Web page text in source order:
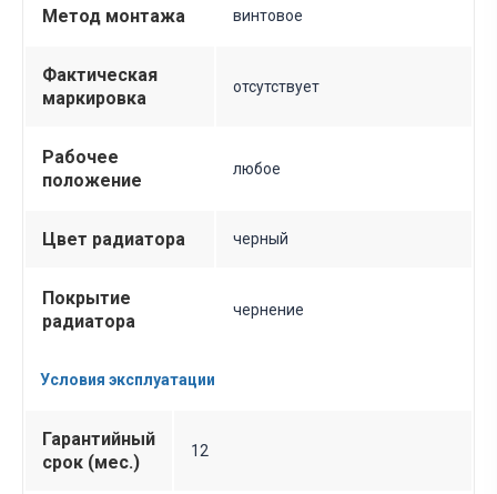
Метод монтажа винтовое
Фактическая
маркировка
отсутствует
Рабочее
положение
любое
Цвет радиатора черный
Покрытие
радиатора
чернение
Условия эксплуатации
Гарантийный
срок (мес.)
12